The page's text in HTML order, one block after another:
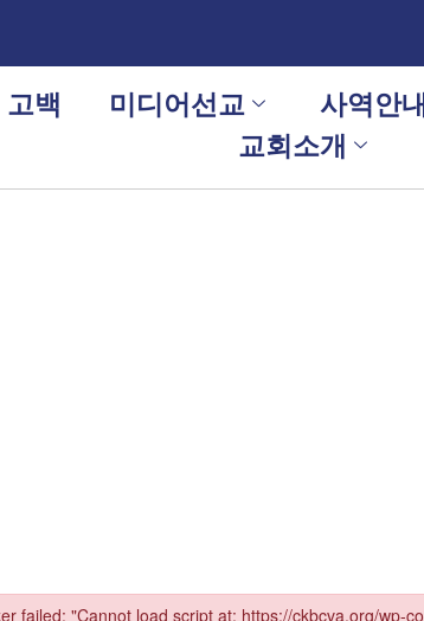
백 미디어선교 사역안내
교회소개